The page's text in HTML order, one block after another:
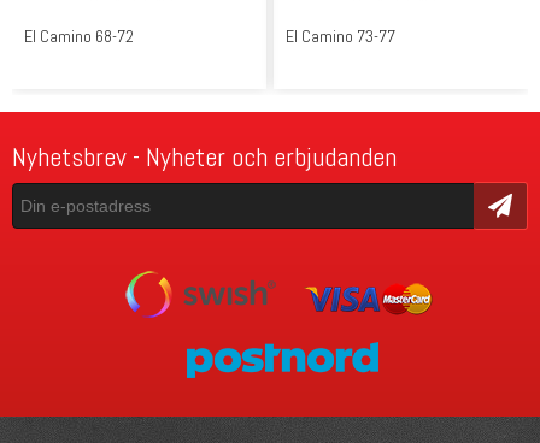
El Camino 68-72 El Camino 73-77
Nyhetsbrev - Nyheter och erbjudanden
Skicka